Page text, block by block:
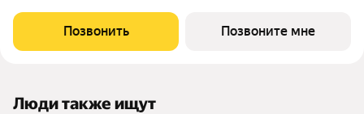
объединенных общим бульваром. Жилой район расположен в
центре университетской жизни Астрахани. Рядом
Позвонить Позвоните мне
Люди также ищут